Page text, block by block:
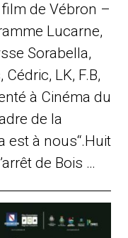
de Vébron –
Lucarne,
Sorabella,
LK, F.B,
à Cinéma du
de la
est à nous“.Huit
de Bois …